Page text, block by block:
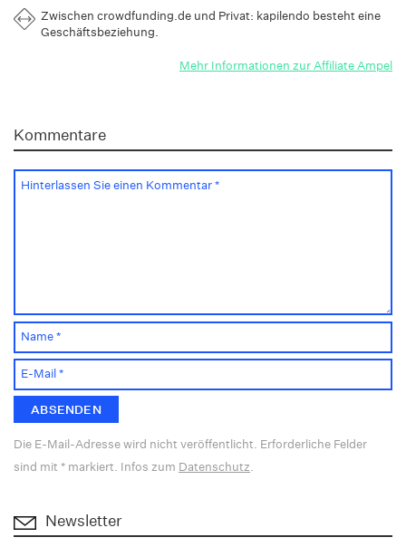
Zwischen crowdfunding.de und Privat: kapilendo besteht eine
Geschäftsbeziehung.
Mehr Informationen zur Affiliate Ampel
Kommentare
Die E-Mail-Adresse wird nicht veröffentlicht. Erforderliche Felder
sind mit * markiert. Infos zum Datenschutz.
Newsletter